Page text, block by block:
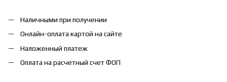
Наличными при получении
Онлайн-оплата картой на сайте
Наложенный платеж
Оплата на расчетный счет ФОП